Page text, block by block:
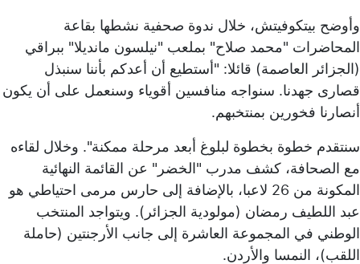
وأوضح بيتكوفيتش، خلال ندوة صحفية نشطها بقاعة
المحاضرات "محمد صلاح" بملعب "نيلسون مانديلا" ببراقي
(الجزائر العاصمة) قائلا: "أستطيع أن أعدكم بأننا سنبذل
قصارى جهدنا. سنواجه منافسين أقوياء وسنعمل على أن يكون
أنصارنا فخورين بمنتخبهم.
سنتقدم خطوة بخطوة لبلوغ أبعد مرحلة ممكنة". وخلال لقاءه
مع الصحافة، كشف مدرب "الخضر" عن القائمة النهائية
المكونة من 26 لاعبا، بالإضافة إلى حارس مرمى احتياطي هو
عبد اللطيف رمضان (مولودية الجزائر). ويتواجد المنتخب
الوطني في المجموعة العاشرة إلى جانب الأرجنتين (حاملة
اللقب)، النمسا والأردن.